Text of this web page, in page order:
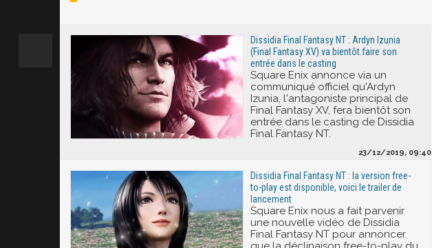
Dissidia Final Fantasy NT : Ardyn Izunia
(Final Fantasy XV) va bientôt faire son
entrée dans le casting
Square Enix annonce via un
communiqué officiel qu'Ardyn
Izunia, l'antagoniste principal de
Final Fantasy XV, fera bientôt son
entrée dans le casting de Dissidia
Final Fantasy NT.
23/12/2019, 09:40
Dissidia Final Fantasy NT : la version free-
to-play est disponible, voici le trailer de
lancement
Square Enix nous a fait parvenir
une nouvelle vidéo de Dissidia
Final Fantasy NT pour annoncer